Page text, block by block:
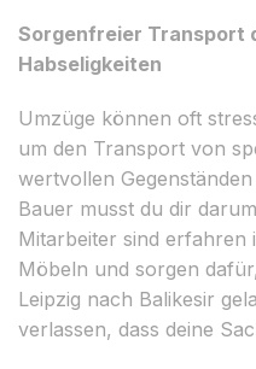
Sorgenfreier Transport
Habseligkeiten
Umzüge können oft
um den Transport von
wertvollen
Bauer musst du dir
Mitarbeiter sind erfahren
Möbeln und sorgen
Leipzig nach Balikesir
verlassen, dass deine